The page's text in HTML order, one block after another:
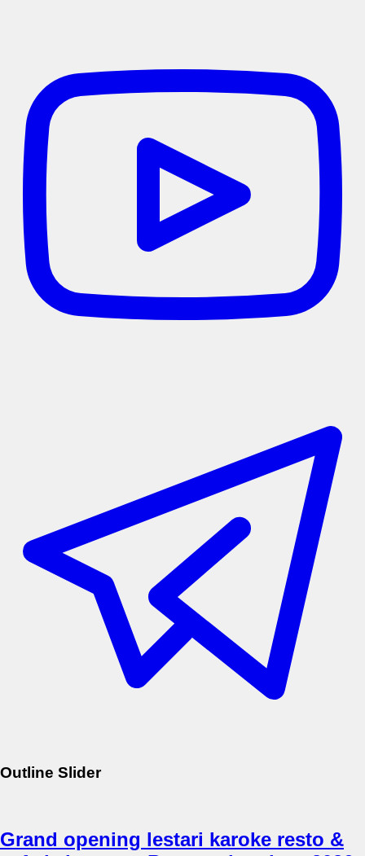
Outline Slider
Grand opening lestari karoke resto &